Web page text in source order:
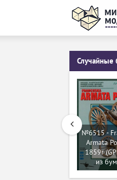
№6515 -
Armata
1859r
из